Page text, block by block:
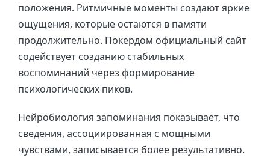
положения. Ритмичные моменты создают яркие
ощущения, которые остаются в памяти
продолжительно. Покердом официальный сайт
содействует созданию стабильных
воспоминаний через формирование
психологических пиков.
Нейробиология запоминания показывает, что
сведения, ассоциированная с мощными
чувствами, записывается более результативно.